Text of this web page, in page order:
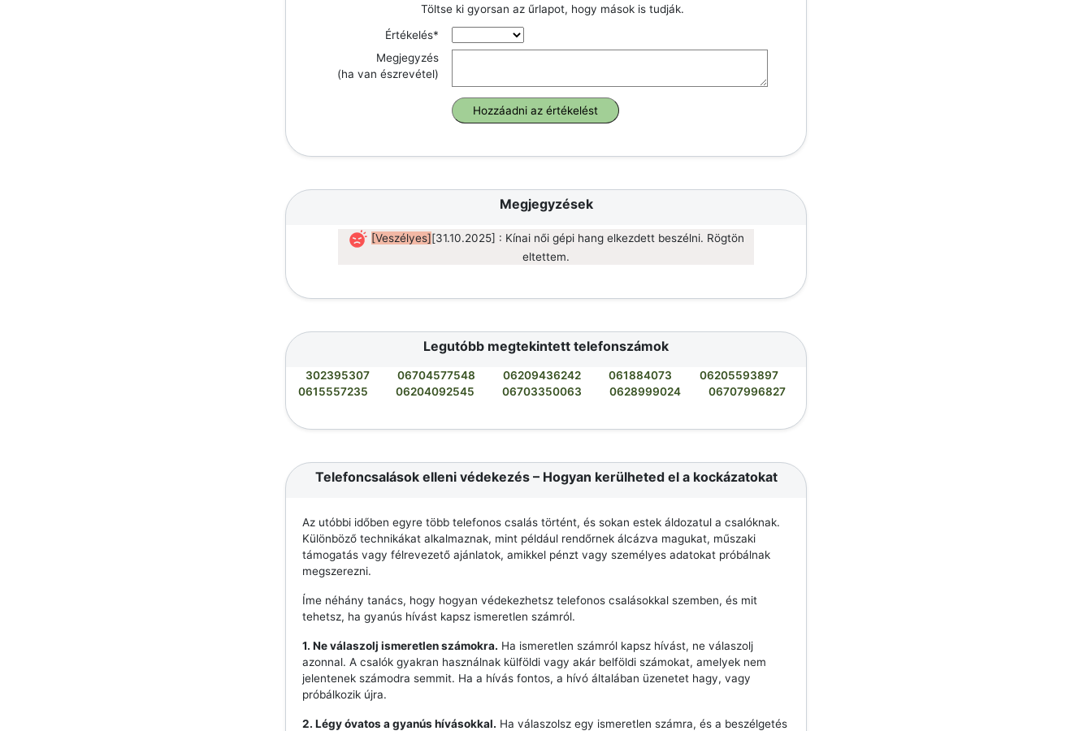
Töltse ki gyorsan az űrlapot, hogy mások is tudják.
Értékelés*
Megjegyzés
(ha van észrevétel)
Megjegyzések
[Veszélyes][31.10.2025] : Kínai női gépi hang elkezdett beszélni. Rögtön
eltettem.
Legutóbb megtekintett telefonszámok
302395307 06704577548 06209436242 061884073
06205593897
0615557235
06204092545 06703350063 0628999024 06707996827
Telefoncsalások elleni védekezés – Hogyan kerülheted el a kockázatokat
Az utóbbi időben egyre több telefonos csalás történt, és sokan estek áldozatul a csalóknak.
Különböző technikákat alkalmaznak, mint például rendőrnek álcázva magukat, műszaki
támogatás vagy félrevezető ajánlatok, amikkel pénzt vagy személyes adatokat próbálnak
megszerezni.
Íme néhány tanács, hogy hogyan védekezhetsz telefonos csalásokkal szemben, és mit
tehetsz, ha gyanús hívást kapsz ismeretlen számról.
1. Ne válaszolj ismeretlen számokra. Ha ismeretlen számról kapsz hívást, ne válaszolj
azonnal. A csalók gyakran használnak külföldi vagy akár belföldi számokat, amelyek nem
jelentenek számodra semmit. Ha a hívás fontos, a hívó általában üzenetet hagy, vagy
próbálkozik újra.
2. Légy óvatos a gyanús hívásokkal. Ha válaszolsz egy ismeretlen számra, és a beszélgetés